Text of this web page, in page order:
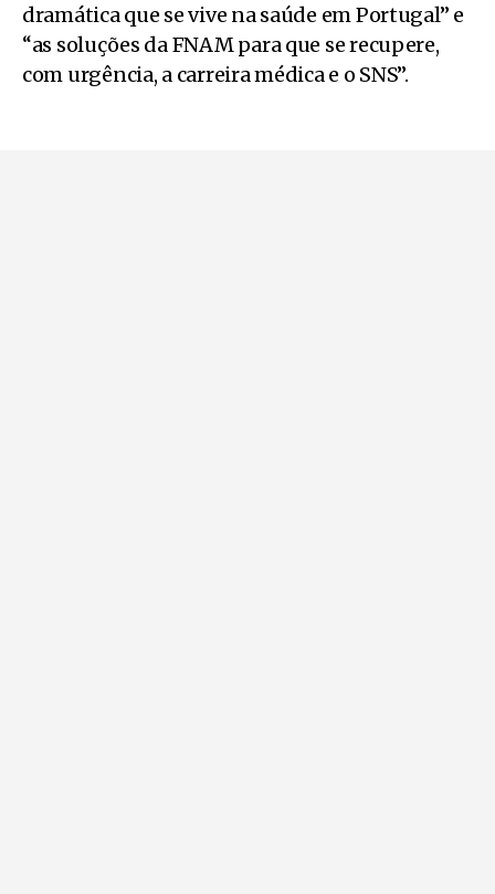
dramática que se vive na saúde em Portugal” e
“as soluções da FNAM para que se recupere,
com urgência, a carreira médica e o SNS”.